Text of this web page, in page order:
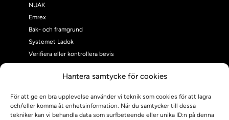
Hantera samtycke för cookies
För att ge en bra upplevelse använder vi teknik som cookies för att lagra
och/eller komma åt enhetsinformation. När du samtycker till dessa
tekniker kan vi behandla data som surfbeteende eller unika ID:n på denna
NUAK
Emrex
Bak- och framgrund
Systemet Ladok
Verifiera eller kontrollera bevis
Om Ladokkonsortiet
Ladokkonsortiet internationellt